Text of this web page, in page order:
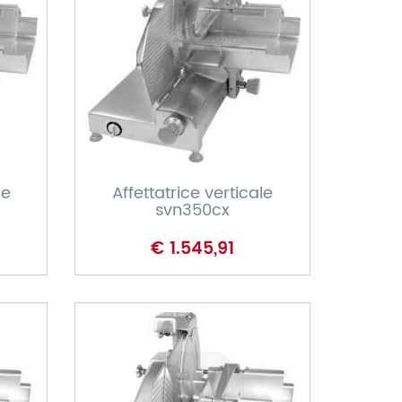
CARRELLO
Affettatrice verticale
svn350cx
€ 1.545,91